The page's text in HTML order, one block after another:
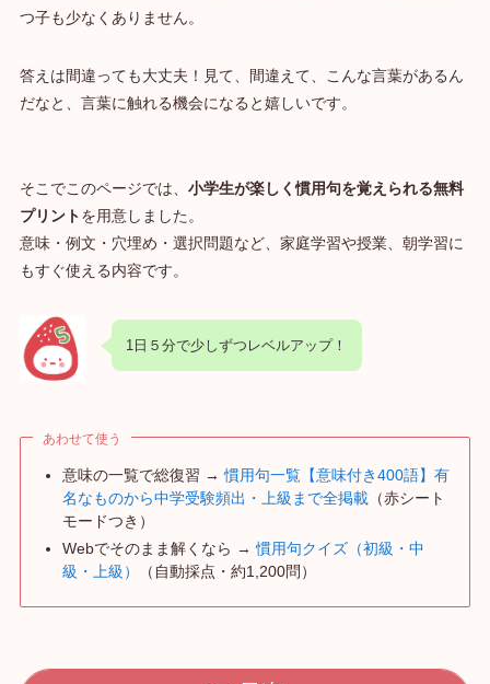
つ子も少なくありません。
答えは間違っても大丈夫！見て、間違えて、こんな言葉があるん
だなと、言葉に触れる機会になると嬉しいです。
そこでこのページでは、 小学生が楽しく慣用句を覚えられる無料
プリントを用意しました。
意味・例文・穴埋め・選択問題など、家庭学習や授業、朝学習に
もすぐ使える内容です。
1日５分で少しずつレベルアップ！
あわせて使う
意味の一覧で総復習 →慣用句一覧【意味付き400語】有
名なものから中学受験頻出・上級まで全掲載 （赤シート
モードつき）
Webでそのまま解くなら →慣用句クイズ（初級・中
級・上級）
（自動採点・約1,200問）